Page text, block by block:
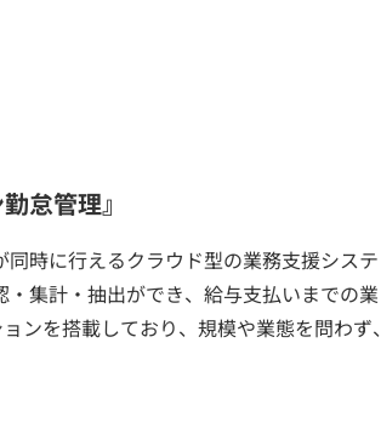
怠管理』
同時に行えるクラウド型の業務支援システ
集計・抽出ができ、給与支払いまでの業
ンを搭載しており、規模や業態を問わず、